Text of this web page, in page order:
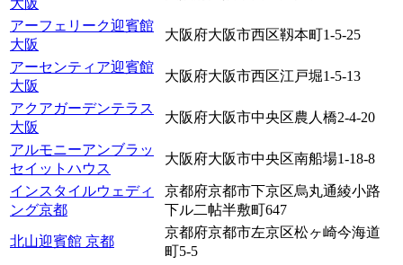
大阪
アーフェリーク迎賓館
大阪
大阪府大阪市西区靱本町1-5-25
アーセンティア迎賓館
大阪
大阪府大阪市西区江戸堀1-5-13
アクアガーデンテラス
大阪
大阪府大阪市中央区農人橋2-4-20
アルモニーアンブラッ
セイットハウス
大阪府大阪市中央区南船場1-18-8
インスタイルウェディ
ング京都
京都府京都市下京区烏丸通綾小路
下ル二帖半敷町647
北山迎賓館 京都
京都府京都市左京区松ヶ崎今海道
町5-5